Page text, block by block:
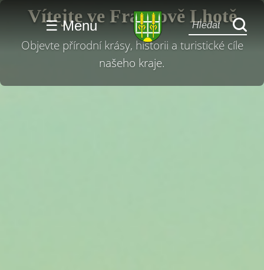
☰ Menu
Vítejte ve Francově Lhotě
Objevte přírodní krásy, historii a turistické cíle
našeho kraje.